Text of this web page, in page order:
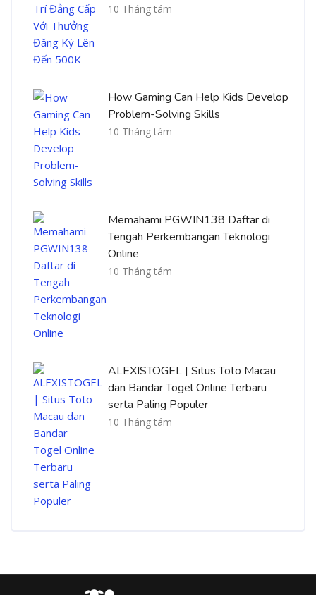
10 Tháng tám
How Gaming Can Help Kids Develop
Problem-Solving Skills
10 Tháng tám
Memahami PGWIN138 Daftar di
Tengah Perkembangan Teknologi
Online
10 Tháng tám
ALEXISTOGEL | Situs Toto Macau
dan Bandar Togel Online Terbaru
serta Paling Populer
10 Tháng tám